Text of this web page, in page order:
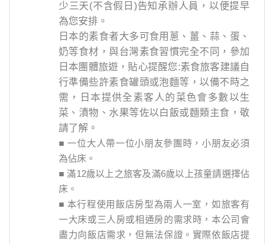
少三天(不含假日)告知承辦人員，以便提早
為您安排。
日本的素食者大多可食用蔥、薑、蒜、蛋、
奶等食材，與台灣素食習慣完全不同，參加
日本團體旅遊，貼心提醒您:素食旅客建議自
行準備些許素食罐頭或泡麵等，以備不時之
需，日本提供全素客人的菜色會多數以生
菜、漬物、水果等佐以白飯或麵類主食，敬
請了解。
■ 一位大人帶一位小朋友參團時，小朋友必須
為佔床。
■ 滿12歲以上之旅客及滿6歲以上孩童請選擇佔
床。
■ 本行程使用飯店房型為兩人一室，如旅客有
一大床或三人房或相通房的需求時，本公司會
盡力向飯店需求，但無法保證。實際依飯店提